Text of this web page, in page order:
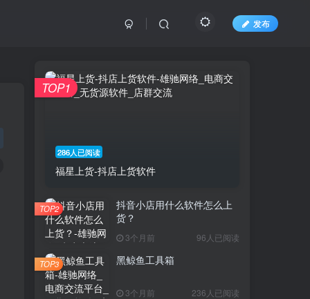
发布
286人已阅读
福星上货-抖店上货软件
TOP1
抖音小店用什么软件怎么上
货？
3个月前 96人已阅读
TOP2
黑鲸鱼工具箱
3个月前 236人已阅读
TOP3